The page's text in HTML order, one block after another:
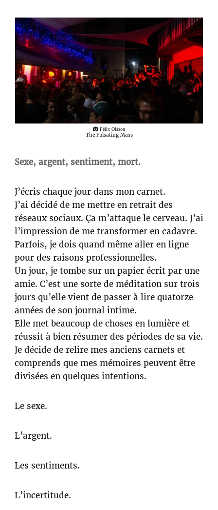
Félix Olsson
The Pulsating Mass
Sexe, argent, sentiment, mort.
J’écris chaque jour dans mon carnet.
J’ai décidé de me mettre en retrait des
réseaux sociaux. Ça m’attaque le cerveau. J’ai
l’impression de me transformer en cadavre.
Parfois, je dois quand même aller en ligne
pour des raisons professionnelles.
Un jour, je tombe sur un papier écrit par une
amie. C’est une sorte de méditation sur trois
jours qu’elle vient de passer à lire quatorze
années de son journal intime.
Elle met beaucoup de choses en lumière et
réussit à bien résumer des périodes de sa vie.
Je décide de relire mes anciens carnets et
comprends que mes mémoires peuvent être
divisées en quelques intentions.
Le sexe.
L’argent.
Les sentiments.
L’incertitude.